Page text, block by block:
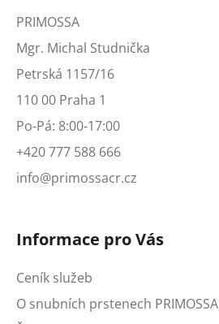
PRIMOSSA
Mgr. Michal Studnička
Petrská 1157/16
110 00 Praha 1
Po-Pá: 8:00-17:00
+420 777 588 666
info@primossacr.cz
Informace pro Vás
Ceník služeb
O snubních prstenech PRIMOSSA